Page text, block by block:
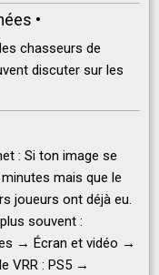
•
chasseurs de
discuter sur les
: Si ton image se
mais que le
joueurs ont déjà eu.
souvent :
→ Écran et vidéo →
VRR : PS5 →